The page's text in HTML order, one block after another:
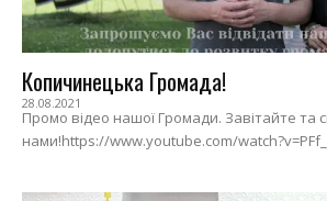
Копичинецька Громада!
28.08.2021
Промо відео нашої Громади. Завітайте та
нами!https://www.youtube.com/